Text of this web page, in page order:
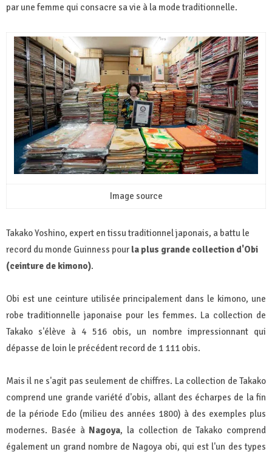
par une femme qui consacre sa vie à la mode traditionnelle.
Image source
Takako Yoshino, expert en tissu traditionnel japonais, a battu le
record du monde Guinness pour la plus grande collection d'Obi
(ceinture de kimono).
Obi est une ceinture utilisée principalement dans le kimono, une
robe traditionnelle japonaise pour les femmes. La collection de
Takako s'élève à 4 516 obis, un nombre impressionnant qui
dépasse de loin le précédent record de 1 111 obis.
Mais il ne s'agit pas seulement de chiffres. La collection de Takako
comprend une grande variété d'obis, allant des écharpes de la fin
de la période Edo (milieu des années 1800) à des exemples plus
modernes. Basée à Nagoya, la collection de Takako comprend
également un grand nombre de Nagoya obi, qui est l'un des types